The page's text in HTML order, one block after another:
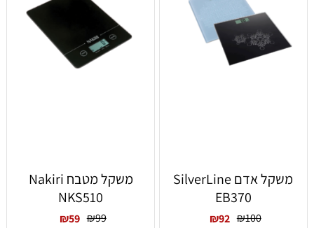
‏משקל אדם SilverLine
EB370
₪100
₪92
‏משקל מטבח Nakiri
NKS510
₪99
₪59